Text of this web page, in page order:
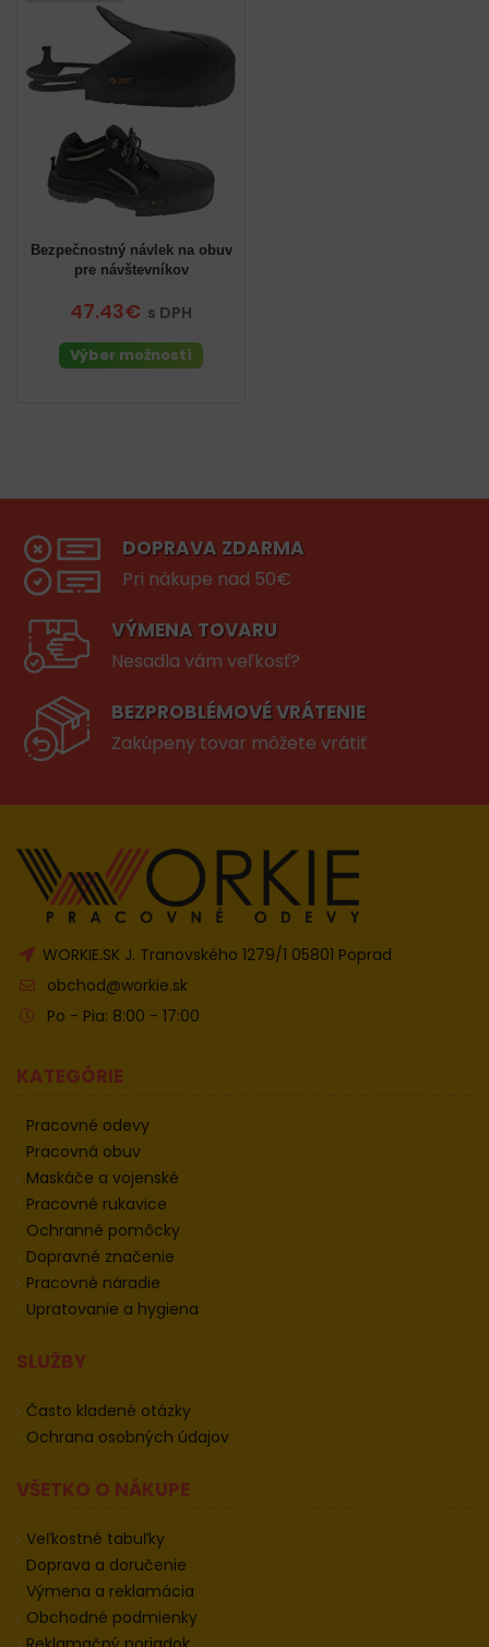
Bezpečnostný návlek na obuv
pre návštevníkov
47.43€ s DPH
Výber možností
DOPRAVA ZDARMA
Pri nákupe nad 50€
VÝMENA TOVARU
Nesadla vám veľkosť?
BEZPROBLÉMOVÉ VRÁTENIE
Zakúpeny tovar môžete vrátiť
WORKIE.SK J. Tranovského 1279/1 05801 Poprad
obchod@workie.sk
Po - Pia: 8:00 - 17:00
KATEGÓRIE
Pracovné odevy
Pracovná obuv
Maskáče a vojenské
Pracovné rukavice
Ochranné pomôcky
Dopravné značenie
Pracovné náradie
Upratovanie a hygiena
SLUŽBY
Často kladené otázky
Ochrana osobných údajov
VŠETKO O NÁKUPE
Veľkostné tabuľky
Doprava a doručenie
Výmena a reklamácia
Obchodné podmienky